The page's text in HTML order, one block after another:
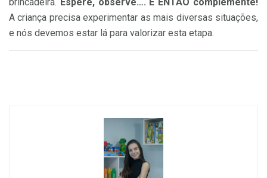
A criança precisa experimentar as mais diversas situações,
e nós devemos estar lá para valorizar esta etapa.